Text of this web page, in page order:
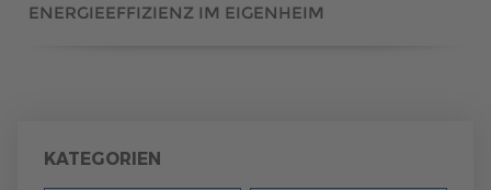
ENERGIEEFFIZIENZ IM EIGENHEIM
KATEGORIEN